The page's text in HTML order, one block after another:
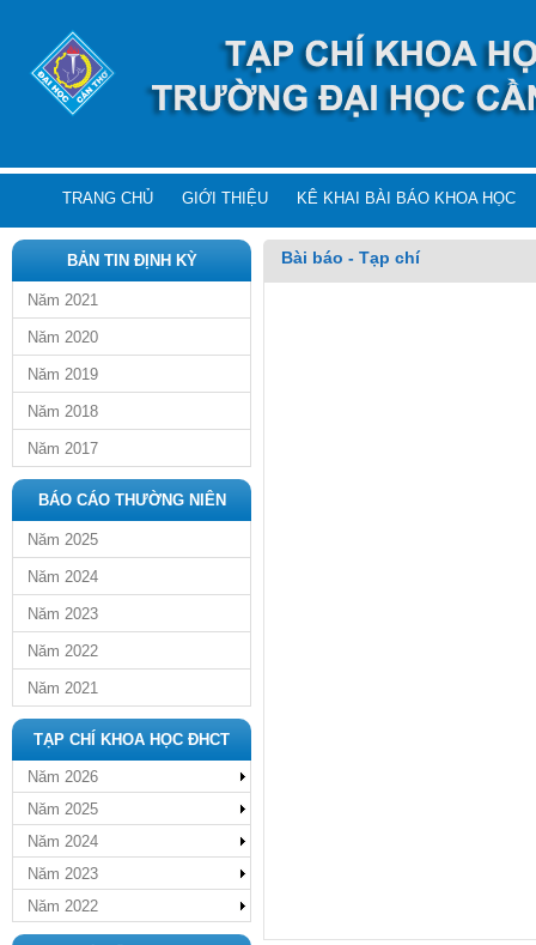
TRANG CHỦ GIỚI THIỆU KÊ KHAI BÀI BÁO KHOA HỌC
BẢN TIN ĐỊNH KỲ
Năm 2021
Năm 2020
Năm 2019
Năm 2018
Năm 2017
BÁO CÁO THƯỜNG NIÊN
Năm 2025
Năm 2024
Năm 2023
Năm 2022
Năm 2021
TẠP CHÍ KHOA HỌC ĐHCT
Năm 2026
Năm 2025
Năm 2024
Năm 2023
Năm 2022
Bài báo - Tạp chí